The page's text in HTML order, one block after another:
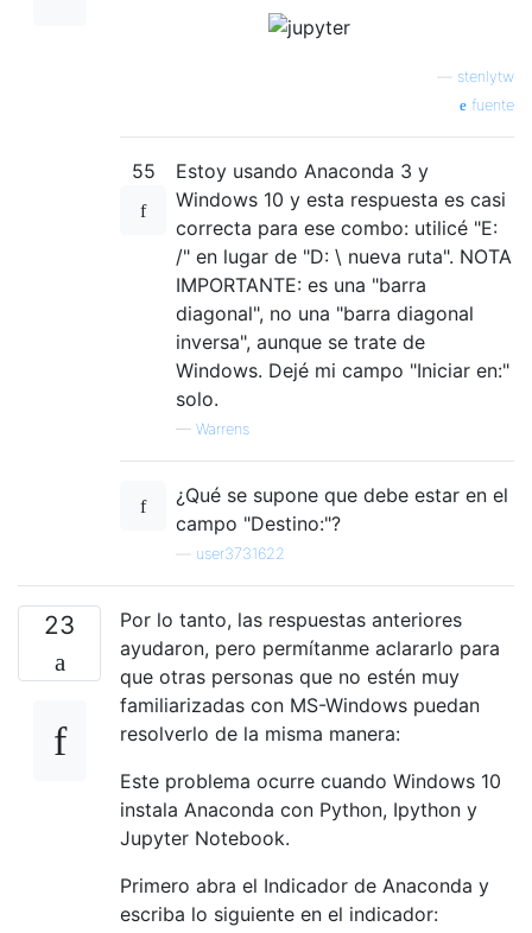
stenlytw
fuente
55
Estoy usando Anaconda 3 y
Windows 10 y esta respuesta es casi
correcta para ese combo: utilicé "E:
/" en lugar de "D: \ nueva ruta". NOTA
IMPORTANTE: es una "barra
diagonal", no una "barra diagonal
inversa", aunque se trate de
Windows. Dejé mi campo "Iniciar en:"
solo.
— Warrens
¿Qué se supone que debe estar en el
campo "Destino:"?
user3731622
23
Por lo tanto, las respuestas anteriores
ayudaron, pero permítanme aclararlo para
que otras personas que no estén muy
familiarizadas con MS-Windows puedan
resolverlo de la misma manera:
Este problema ocurre cuando Windows 10
instala Anaconda con Python, Ipython y
Jupyter Notebook.
Primero abra el Indicador de Anaconda y
escriba lo siguiente en el indicador: